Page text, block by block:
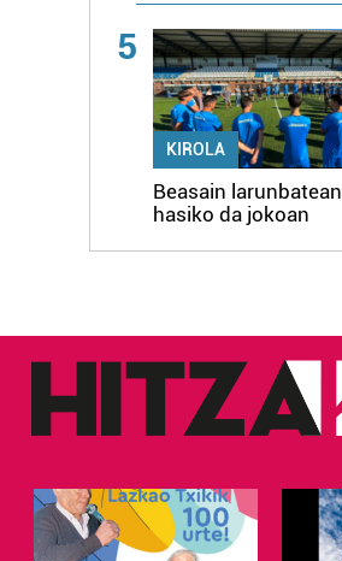
5
KIROLA
Beasain larunbatean
hasiko da jokoan